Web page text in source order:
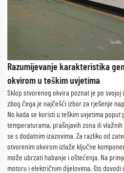
Razumijevanje karakteristika
okvirom u teškim uvjetima
Sklop otvorenog okvira poznat je po
zbog čega je najčešći izbor za rješenje
No kada se koristi u teškim uvjetima poput
temperaturama, prašnjavih zona ili
se s dodatnim izazovima. Za razliku od
otvorenim okvirom izlaže ključne
može ubrzati habanje i oštećenja. Na
motoru i električnim dijelovima, što dovodi